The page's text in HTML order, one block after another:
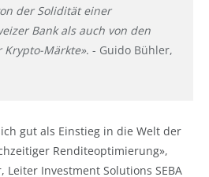
der Solidität einer
Bank als auch von den
Krypto-Märkte». - Guido Bühler,
gut als Einstieg in die Welt der
Renditeoptimierung»,
Leiter Investment Solutions SEBA